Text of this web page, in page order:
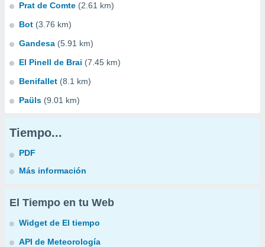
Prat de Comte (2.61 km)
Bot (3.76 km)
Gandesa (5.91 km)
El Pinell de Brai (7.45 km)
Benifallet (8.1 km)
Paüls (9.01 km)
Tiempo...
PDF
Más información
El Tiempo en tu Web
Widget de El tiempo
API de Meteorología